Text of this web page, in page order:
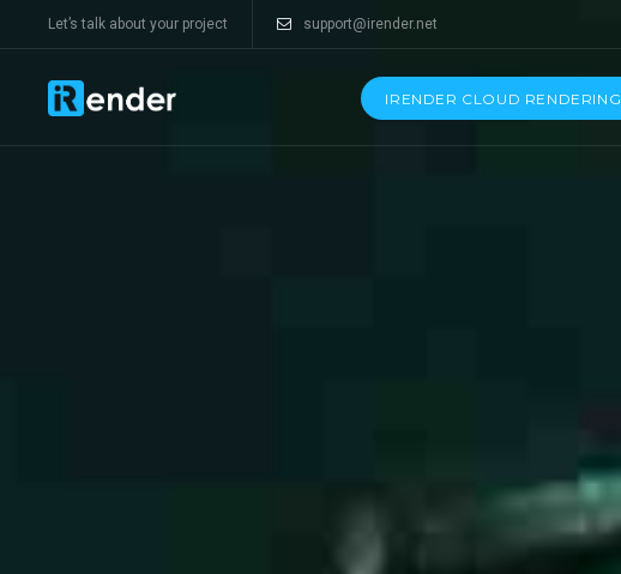
Let’s talk about your project support@irender.net
IRENDER CLOUD RENDERING